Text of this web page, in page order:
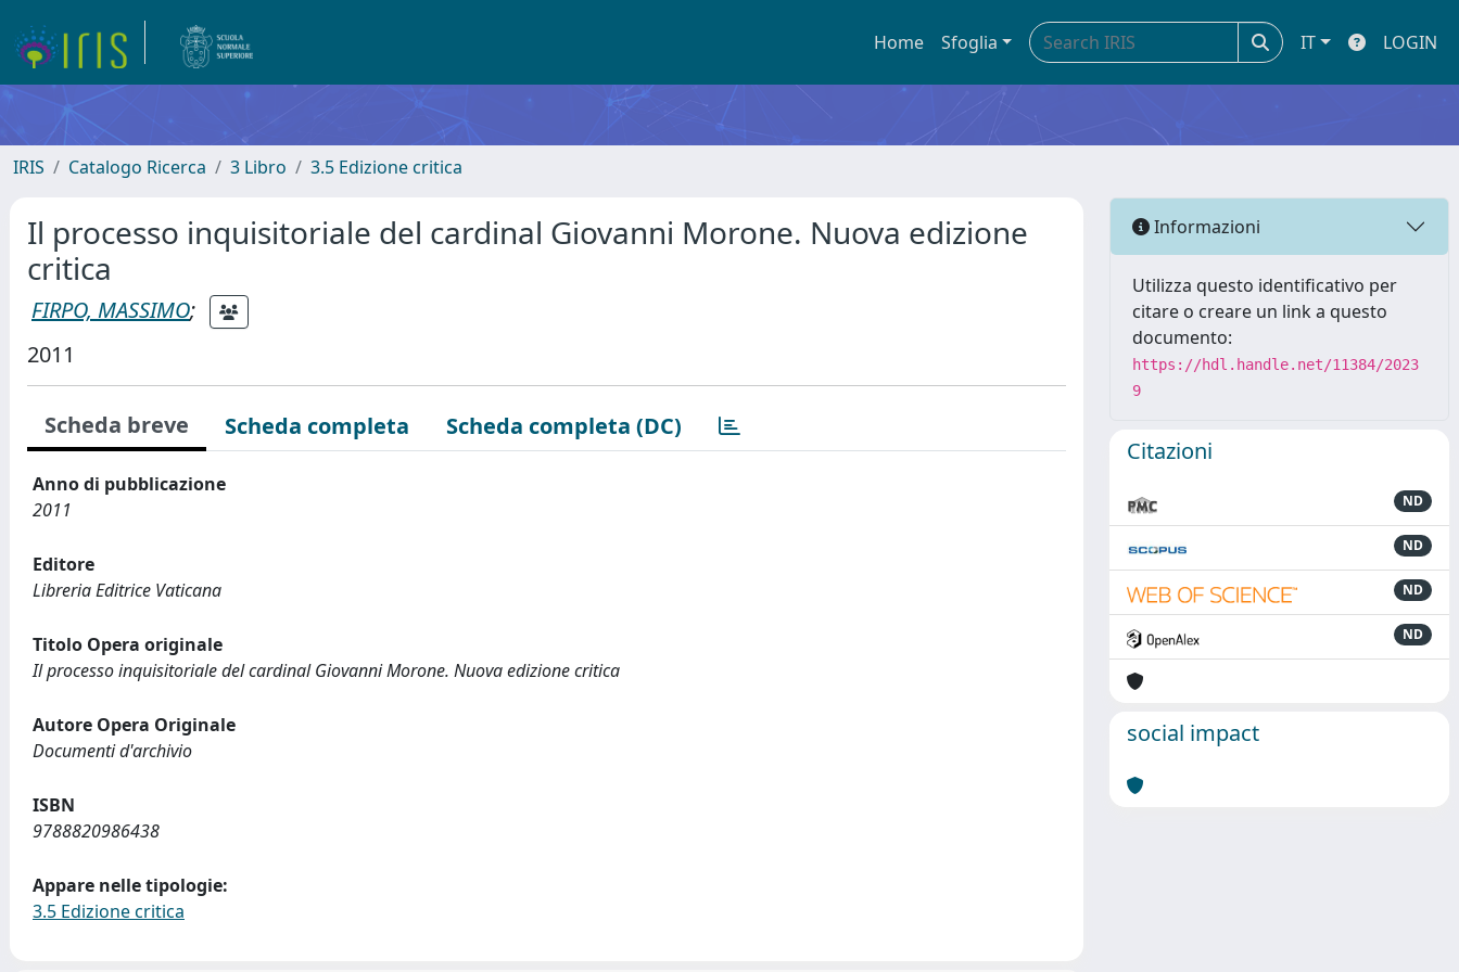
Home Sfoglia IT LOGIN
IRIS Catalogo Ricerca 3 Libro 3.5 Edizione critica
Il processo inquisitoriale del cardinal Giovanni Morone. Nuova edizione
critica
FIRPO, MASSIMO;
2011
Scheda breve Scheda completa Scheda completa (DC)
Anno di pubblicazione
2011
Editore
Libreria Editrice Vaticana
Titolo Opera originale
Il processo inquisitoriale del cardinal Giovanni Morone. Nuova edizione critica
Autore Opera Originale
Documenti d'archivio
ISBN
9788820986438
Appare nelle tipologie:
3.5 Edizione critica
Informazioni
Utilizza questo identificativo per
citare o creare un link a questo
documento:
https://hdl.handle.net/11384/2023
9
Citazioni
ND
ND
ND
ND
social impact